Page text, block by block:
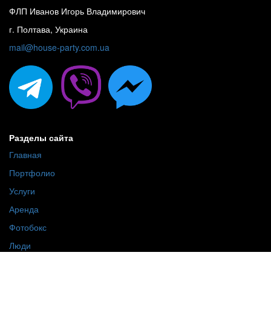
ФЛП Иванов Игорь Владимирович
г. Полтава, Украина
mail@house-party.com.ua
Разделы сайта
Главная
Портфолио
Услуги
Аренда
Фотобокс
Люди